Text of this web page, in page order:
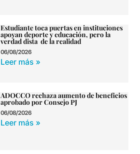
Estudiante toca puertas en instituciones
apoyan deporte y educación, pero la
verdad dista de la realidad
06/08/2026
Leer más »
ADOCCO rechaza aumento de beneficios
aprobado por Consejo PJ
06/08/2026
Leer más »